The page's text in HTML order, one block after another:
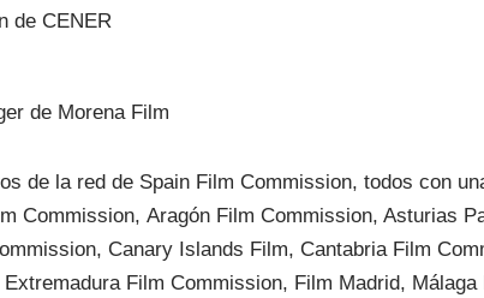
de CENER
de Morena Film
de la red de Spain Film Commission, todos con
Commission, Aragón Film Commission, Asturias
Canary Islands Film, Cantabria Film
Film Commission, Film Madrid, Málaga